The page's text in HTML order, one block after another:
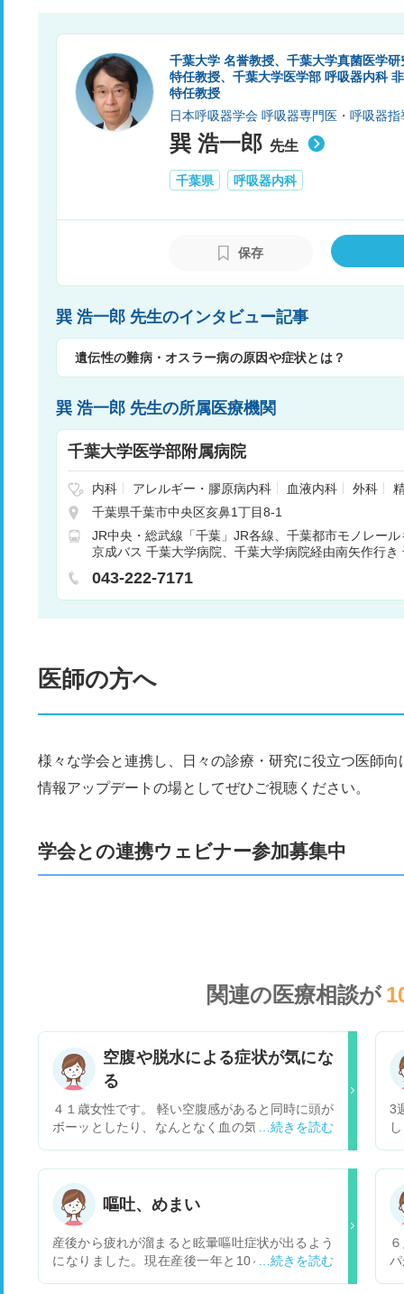
千葉大学 名誉教授、千葉大学真菌医学
特任教授、千葉大学医学部 呼吸器内科
特任教授
日本呼吸器学会 呼吸器専門医・呼吸器指
巽 浩一郎 先生
千葉県 呼吸器内科
保存
巽 浩一郎 先生のインタビュー記事
遺伝性の難病・オスラー病の原因や症状とは？
巽 浩一郎 先生の所属医療機関
千葉大学医学部附属病院
内科 アレルギー・膠原病内科 血液内科 外科
脳神経外科
呼吸器外科 消化器外科
科
小児外科 整形外科 形成外科
婦人科
眼科 耳鼻咽喉科
リハビリテーション科
腔外科
麻酔科 乳腺外科 呼吸器内科 循環器内
千葉県千葉市中央区亥鼻1丁目8-1
JR中央・総武線「千葉」JR各線、千葉都市モノレ
京成バス 千葉大学病院、千葉大学病院経由南矢作行き
または千葉中央バス 千葉大学病院行き 大学病院下車
043-222-7171
医師の方へ
様々な学会と連携し、日々の診療・研究に役立つ医師
情報アップデートの場としてぜひご視聴ください。
学会との連携ウェビナー参加募集中
関連の医療相談が
空腹や脱水による症状が気にな
る
４１歳女性です。 軽い空腹感があると同時に頭が
ボーッとしたり、なんとなく血の気が引くような
は糖尿病治療中の人しか出ない症状とも聞き、私
の夫が１型糖尿病でしょっちゅう低血糖になって
いるのを見るのですが、その姿と私の症状とは明
らかに違う感じはあります。 今日あまり水分をと
っておらず昼食を軽く済ませたためか、外出先で
少し空腹感や喉の渇きを感じると共に頭がボーッ
3
嘔吐、めまい
産後から疲れが溜まると眩暈嘔吐症状が出るよう
になりました。現在産後一年と10ヶ月です。 一